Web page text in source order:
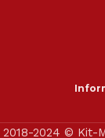
2018-2024 © Kit-